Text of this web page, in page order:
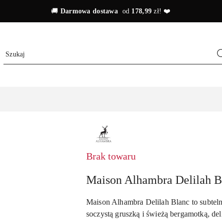
🚚 Darmowa dostawa od 178,99 zł! ❤️
MAISON
ALHAMBRA
Brak towaru
Maison Alhambra Delilah
Maison Alhambra Delilah Blanc to
soczystą gruszką i świeżą bergamotką,